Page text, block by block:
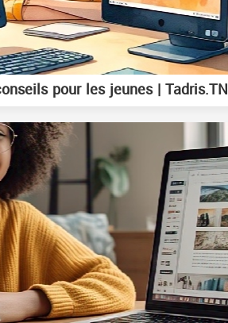
pour les jeunes | Tadris.TN